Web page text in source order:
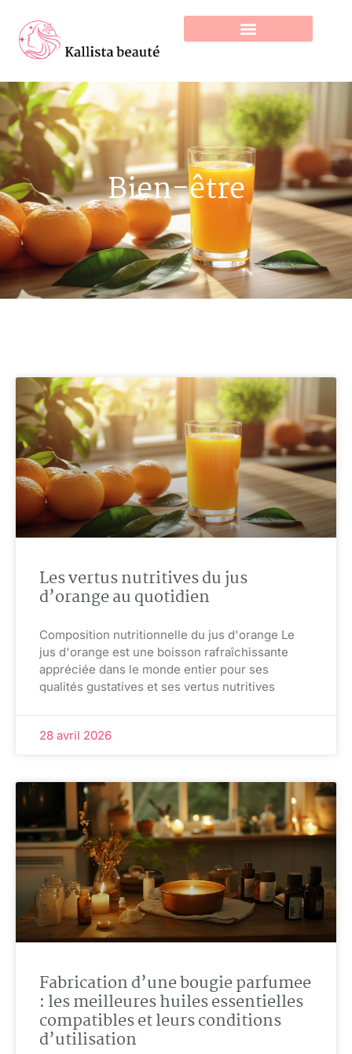
Bien-être
Les vertus nutritives du jus
d’orange au quotidien
Composition nutritionnelle du jus d'orange Le
jus d'orange est une boisson rafraîchissante
appréciée dans le monde entier pour ses
qualités gustatives et ses vertus nutritives
28 avril 2026
Fabrication d’une bougie parfumee
: les meilleures huiles essentielles
compatibles et leurs conditions
d’utilisation